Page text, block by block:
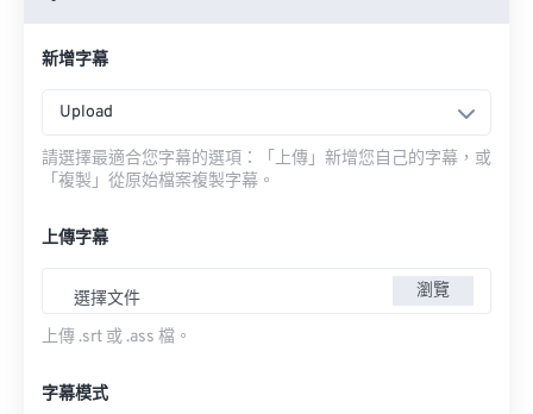
新增字幕
Upload
請選擇最適合您字幕的選項：「上傳」新增您自己的字幕，或
「複製」從原始檔案複製字幕。
上傳字幕
選擇文件 瀏覽
上傳 .srt 或 .ass 檔。
字幕模式